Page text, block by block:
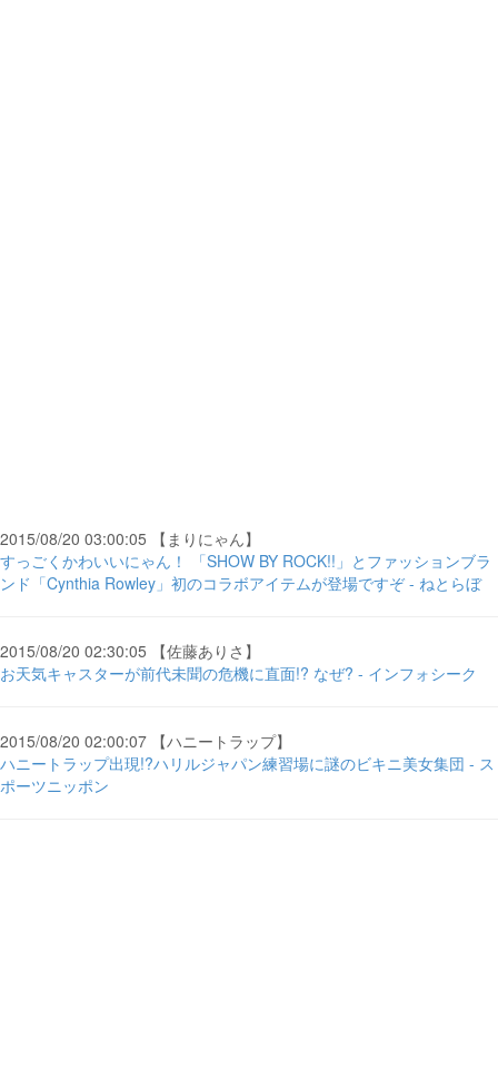
2015/08/20 03:00:05 【まりにゃん】
すっごくかわいいにゃん！ 「SHOW BY ROCK!!」とファッションブラ
ンド「Cynthia Rowley」初のコラボアイテムが登場ですぞ - ねとらぼ
2015/08/20 02:30:05 【佐藤ありさ】
お天気キャスターが前代未聞の危機に直面!? なぜ? - インフォシーク
2015/08/20 02:00:07 【ハニートラップ】
ハニートラップ出現!?ハリルジャパン練習場に謎のビキニ美女集団 - ス
ポーツニッポン